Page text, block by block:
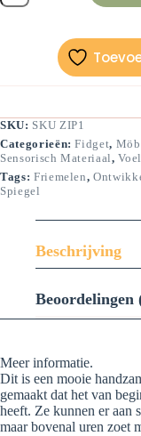
aantal
SKU: SKU ZIP1
Categorieën:Fidget,
Sensorisch Materiaal,
Tags: Friemelen,
Spiegel
Beschrijving
Beoordelingen
Meer informatie.
Dit is een mooie
gemaakt dat het van
heeft. Ze kunnen er aan
maar bovenal uren zoet